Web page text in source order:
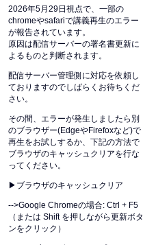
2026年5月29日視点で、一部の
chromeやsafariで講義再生のエラー
が報告されています。
原因は配信サーバーの署名書更新に
よるものと判断されます。
配信サーバー管理側に対応を依頼し
ておりますのでしばらくお待ちくだ
さい。
その間、エラーが発生しましたら別
のブラウザー(EdgeやFirefoxなど)で
再生をお試しするか、下記の方法で
ブラウザのキャッシュクリアを行な
ってください。
▶︎ブラウザのキャッシュクリア
-->Google Chromeの場合: Ctrl + F5
（または Shift を押しながら更新ボタ
ンをクリック）